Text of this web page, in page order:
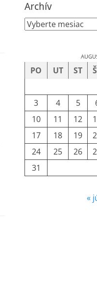
Archív
Archív
PO UT ST
3
4 5
10
11 12
17
18 19
24
25 26
31
«